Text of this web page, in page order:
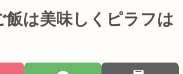
飯は美味しくピラフは